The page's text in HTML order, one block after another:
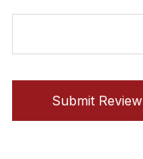
Submit Review